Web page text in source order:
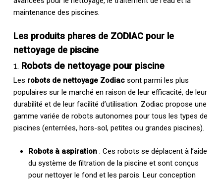
maintenance des piscines.
Les produits phares de ZODIAC pour le
nettoyage de piscine
1. Robots de nettoyage pour piscine
Les robots de nettoyage Zodiacsont parmi les plus
populaires sur le marché en raison de leur efficacité, de leur
durabilité et de leur facilité d’utilisation. Zodiac propose une
gamme variée de robots autonomes pour tous les types de
piscines (enterrées, hors-sol, petites ou grandes piscines).
Robots à aspiration: Ces robots se déplacent à l’aide
du système de filtration de la piscine et sont conçus
pour nettoyer le fond et les parois. Leur conception